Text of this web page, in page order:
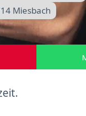
Miesbach